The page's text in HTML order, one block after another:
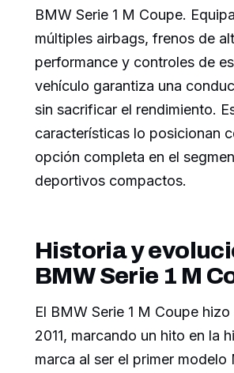
BMW Serie 1 M Coupe.
múltiples airbags, frenos de
performance y controles de
vehículo garantiza una
sin sacrificar el rendimiento.
características lo posicionan
opción completa en el
deportivos compactos.
Historia y
BMW Serie 1 M
El BMW Serie 1 M Coupe
2011, marcando un hito en la
marca al ser el primer modelo